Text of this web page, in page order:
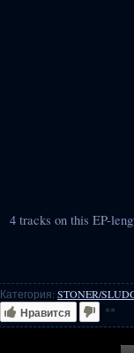
4 tracks on this EP-
Категория: STONER/
Нравится **